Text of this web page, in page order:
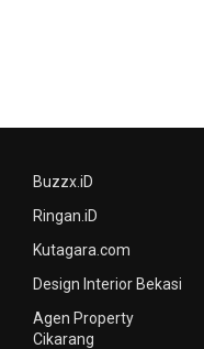
Buzzx.iD
Ringan.iD
Kutagara.com
Design Interior Bekasi
Agen Property
Cikarang